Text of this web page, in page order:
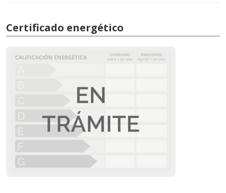
Certificado energético